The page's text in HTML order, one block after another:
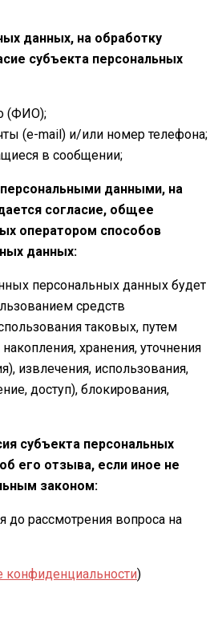
данных, на обработку
субъекта персональных
(ФИО);
(e-mail) и/или номер телефона;
в сообщении;
данными, на
согласие, общее
оператором способов
данных:
персональных данных будет
средств
таковых, путем
хранения, уточнения
извлечения, использования,
доступ), блокирования,
субъекта персональных
его отзыва, если иное не
законом:
до рассмотрения вопроса на
конфиденциальности)